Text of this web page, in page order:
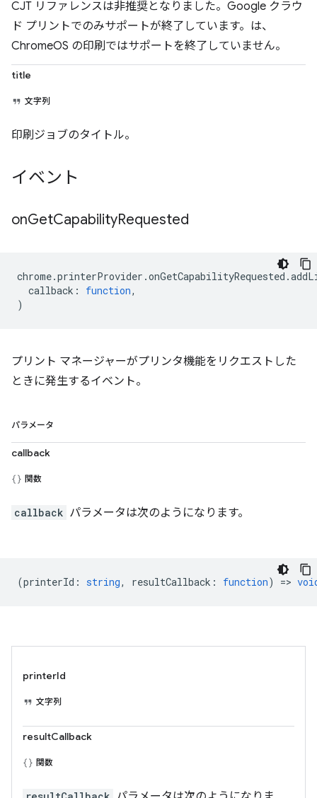
CJT リファレンスは非推奨となりました。Google クラウ
ド プリントでのみサポートが終了しています。は、
ChromeOS の印刷ではサポートを終了していません。
title
文字列
印刷ジョブのタイトル。
イベント
onGetCapabilityRequested
chrome.printerProvider .onGetCapabilityRequested .
callback : function,
)
プリント マネージャーがプリンタ機能をリクエストした
ときに発生するイベント。
パラメータ
callback
関数
callback パラメータは次のようになります。
(printerId : string, resultCallback : function) =>
printerId
文字列
resultCallback
関数